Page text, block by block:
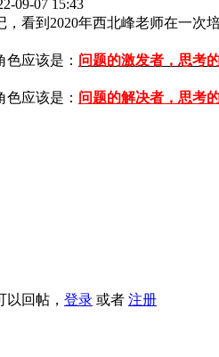
09-07 15:43
，看到2020年西北峰老师在一次
应该是： 问题的激发者，思考
应该是： 问题的解决者，思考
回帖， 登录 或者 注册